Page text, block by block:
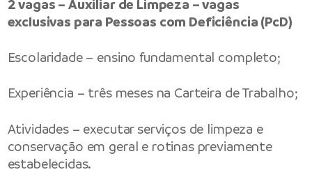
2 vagas – Auxiliar de Limpeza – vagas
exclusivas para Pessoas com Deficiência (PcD)
Escolaridade – ensino fundamental completo;
Experiência – três meses na Carteira de Trabalho;
Atividades – executar serviços de limpeza e
conservação em geral e rotinas previamente
estabelecidas.